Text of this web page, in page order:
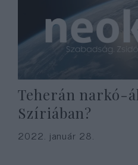
Teherán narkó-
Szíriában?
2022. január 28.